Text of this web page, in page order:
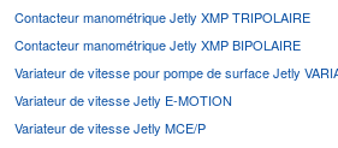
Contacteur manométrique Jetly XMP TRIPOLAIRE
Contacteur manométrique Jetly XMP BIPOLAIRE
Variateur de vitesse pour pompe de surface Jetly
Variateur de vitesse Jetly E-MOTION
Variateur de vitesse Jetly MCE/P